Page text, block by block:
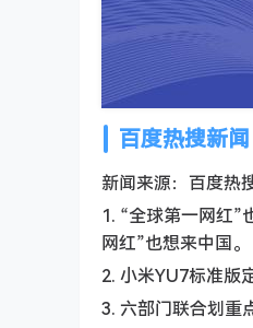
百度热搜新闻
新闻来源：百度热
1. “全球第一网红
网红”也想来中国。
2. 小米YU7标准版
3. 六部门联合划重